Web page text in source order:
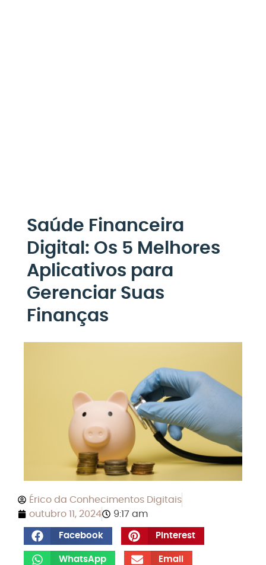
Saúde Financeira
Digital: Os 5 Melhores
Aplicativos para
Gerenciar Suas
Finanças
Érico da Conhecimentos Digitais
outubro 11, 2024
9:17 am
Facebook Pinterest
WhatsApp Email